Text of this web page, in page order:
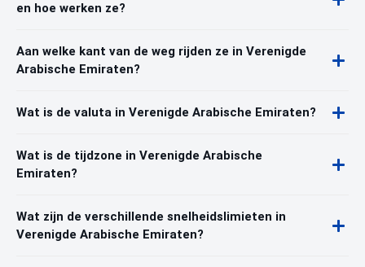
en hoe werken ze?
Aan welke kant van de weg rijden ze in Verenigde
Arabische Emiraten?
Wat is de valuta in Verenigde Arabische Emiraten?
Wat is de tijdzone in Verenigde Arabische
Emiraten?
Wat zijn de verschillende snelheidslimieten in
Verenigde Arabische Emiraten?